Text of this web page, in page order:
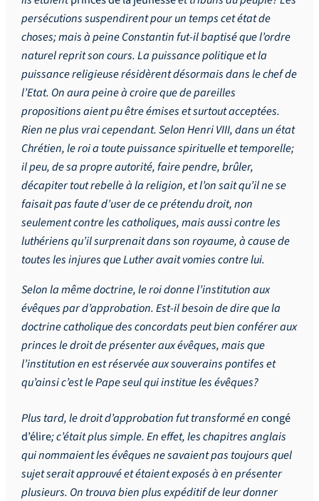
persécutions suspendirent pour un temps cet état de
choses; mais à peine Constantin fut-il baptisé que l’ordre
naturel reprit son cours. La puissance politique et la
puissance religieuse résidèrent désormais dans le chef de
l’Etat. On aura peine à croire que de pareilles
propositions aient pu être émises et surtout acceptées.
Rien ne plus vrai cependant. Selon Henri VIII, dans un état
Chrétien, le roi a toute puissance spirituelle et temporelle;
il peu, de sa propre autorité, faire pendre, brûler,
décapiter tout rebelle à la religion, et l’on sait qu’il ne se
faisait pas faute d’user de ce prétendu droit, non
seulement contre les catholiques, mais aussi contre les
luthériens qu’il surprenait dans son royaume, à cause de
toutes les injures que Luther avait vomies contre lui.
Selon la même doctrine, le roi donne l’institution aux
évêques par d’approbation. Est-il besoin de dire que la
doctrine catholique des concordats peut bien conférer aux
princes le droit de présenter aux évêques, mais que
l’institution en est réservée aux souverains pontifes et
qu’ainsi c’est le Pape seul qui institue les évêques?
Plus tard, le droit d’approbation fut transformé encongé
d’élire; c’était plus simple. En effet, les chapitres anglais
qui nommaient les évêques ne savaient pas toujours quel
sujet serait approuvé et étaient exposés à en présenter
plusieurs. On trouva bien plus expéditif de leur donner